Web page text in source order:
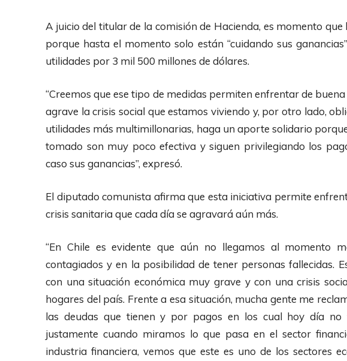
e
A
u
i
o
A juicio del titular de la comisión de Hacienda, es momento
porque hasta el momento solo están “cuidando sus
utilidades por 3 mil 500 millones de dólares.
“Creemos que ese tipo de medidas permiten enfrentar de
agrave la crisis social que estamos viviendo y, por otro lado,
utilidades más multimillonarias, haga un aporte solidario
tomado son muy poco efectiva y siguen privilegiando los
caso sus ganancias”, expresó.
El diputado comunista afirma que esta iniciativa permite
crisis sanitaria que cada día se agravará aún más.
“En Chile es evidente que aún no llegamos al momento
contagiados y en la posibilidad de tener personas fallecidas.
con una situación económica muy grave y con una crisis
hogares del país. Frente a esa situación, mucha gente me
las deudas que tienen y por pagos en los cual hoy día no
justamente cuando miramos lo que pasa en el sector
industria financiera, vemos que este es uno de los sectores